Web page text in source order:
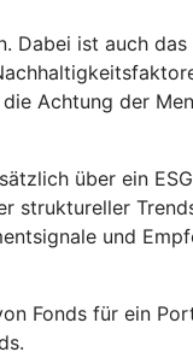
Dabei ist auch
Achtung der
über ein
struktureller
und
Fonds für ein